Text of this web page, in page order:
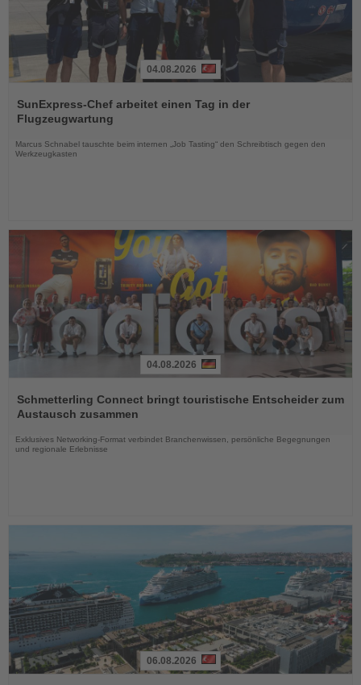
Sie
die
Nachrichten
04.08.2026
SunExpress-Chef arbeitet einen Tag in der
Flugzeugwartung
Marcus Schnabel tauschte beim internen „Job Tasting“ den Schreibtisch gegen den
Werkzeugkasten
Sie
die
04.08.2026
Schmetterling Connect bringt touristische Entscheider zum
Austausch zusammen
Exklusives Networking-Format verbindet Branchenwissen, persönliche Begegnungen
und regionale Erlebnisse
06.08.2026